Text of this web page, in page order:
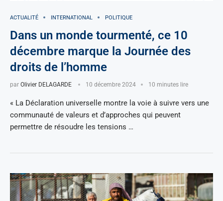
ACTUALITÉ INTERNATIONAL POLITIQUE
Dans un monde tourmenté, ce 10
décembre marque la Journée des
droits de l’homme
par Olivier DELAGARDE 10 décembre 2024 10 minutes lire
« La Déclaration universelle montre la voie à suivre vers une
communauté de valeurs et d’approches qui peuvent
permettre de résoudre les tensions …